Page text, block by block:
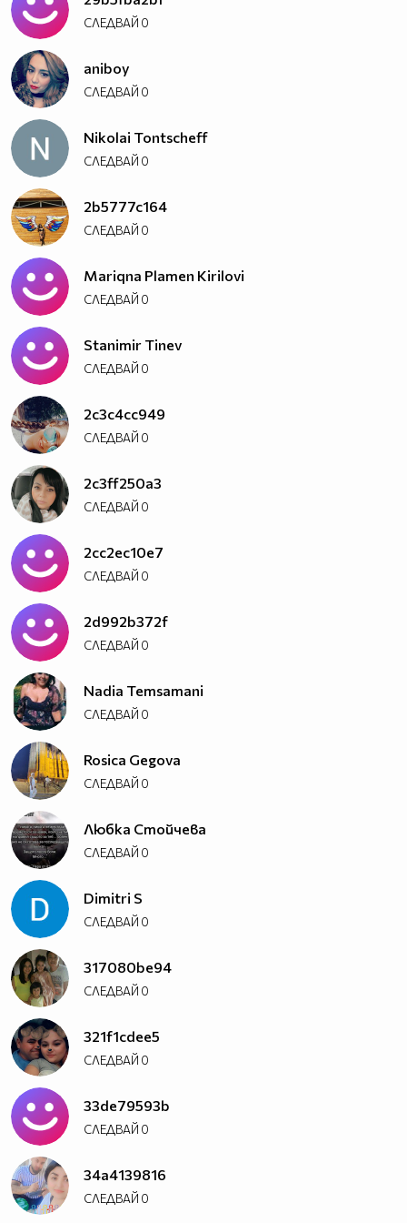
СЛЕДВАЙ 0
aniboy
СЛЕДВАЙ 0
Nikolai Tontscheff
СЛЕДВАЙ 0
2b5777c164
СЛЕДВАЙ 0
Mariqna Plamen Kirilovi
СЛЕДВАЙ 0
Stanimir Tinev
СЛЕДВАЙ 0
2c3c4cc949
СЛЕДВАЙ 0
2c3ff250a3
СЛЕДВАЙ 0
2cc2ec10e7
СЛЕДВАЙ 0
2d992b372f
СЛЕДВАЙ 0
Nadia Temsamani
СЛЕДВАЙ 0
Rosica Gegova
СЛЕДВАЙ 0
Любка Стойчева
СЛЕДВАЙ 0
Dimitri S
СЛЕДВАЙ 0
317080be94
СЛЕДВАЙ 0
321f1cdee5
СЛЕДВАЙ 0
33de79593b
СЛЕДВАЙ 0
34a4139816
СЛЕДВАЙ 0